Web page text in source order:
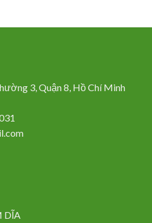
3, Quận 8, Hồ Chí Minh
DĨA